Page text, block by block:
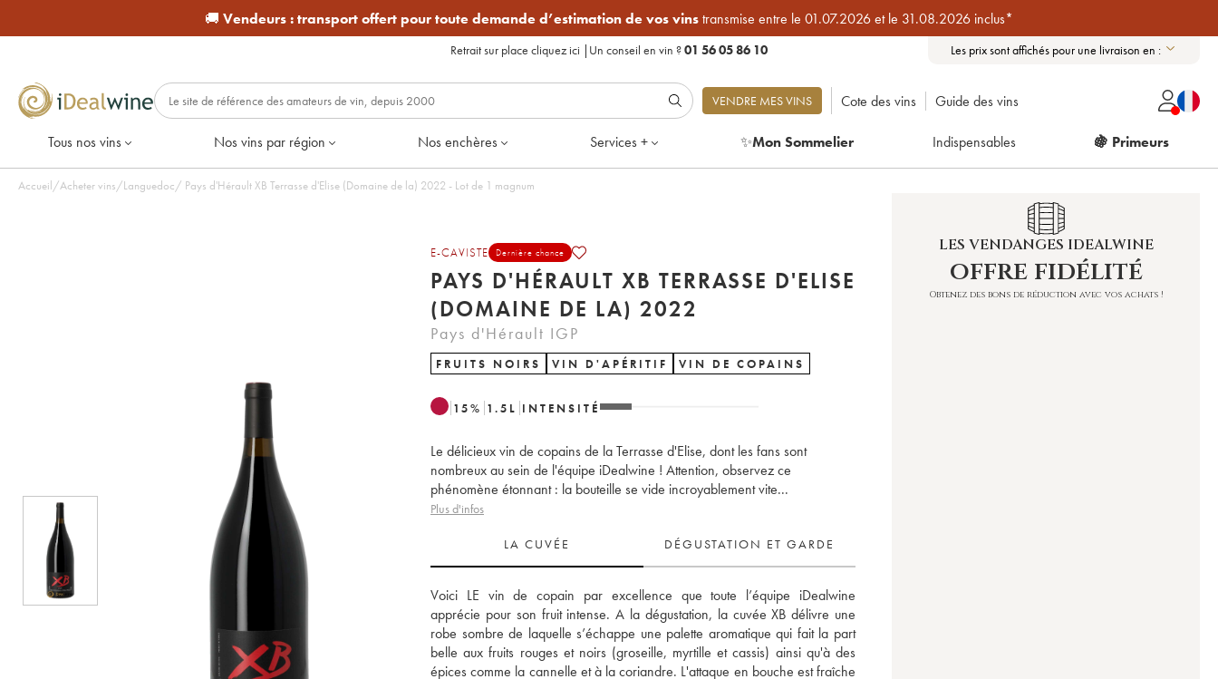
🚚 Vendeurs :transport offert pour toute demande d’estimation de vos vinstransmise entre le 01.07.2026 et le 31.08.2026 inclus*
Retrait sur place cliquez ici | Un conseil en vin ?01 56 05 86 10 Les prix sont affichés pour une livraison en :
VENDRE MES VINS Cote des vins Guide des vins
Tous nos vins Nos vins par région Nos enchères Services + ✨Mon Sommelier Indispensables 🍇 Primeurs
Accueil/Acheter vins/Languedoc/ Pays d'Hérault XB Terrasse d'Elise (Domaine de la) 2022 - Lot de 1 magnum
E-CAVISTE Dernière chance
PAYS D'HÉRAULT XB TERRASSE D'ELISE
(DOMAINE DE LA) 2022
Pays d'Hérault IGP
FRUITS NOIRS VIN D'APÉRITIF VIN DE COPAINS
15% 1.5 L INTENSITÉ
Le délicieux vin de copains de la Terrasse d'Elise, dont les fans sont
nombreux au sein de l'équipe iDealwine ! Attention, observez ce
phénomène étonnant : la bouteille se vide incroyablement vite...
Plus d'infos
LA CUVÉE DÉGUSTATION ET GARDE
Voici LE vin de copain par excellence que toute l’équipe iDealwine
apprécie pour son fruit intense. A la dégustation, la cuvée XB délivre une
robe sombre de laquelle s’échappe une palette aromatique qui fait la part
belle aux fruits rouges et noirs (groseille, myrtille et cassis) ainsi qu'à des
épices comme la cannelle et à la coriandre. L'attaque en bouche est fraîche
LES VENDANGES IDEALWINE
offre fidélité
Obtenez des bons de réduction avec vos achats !